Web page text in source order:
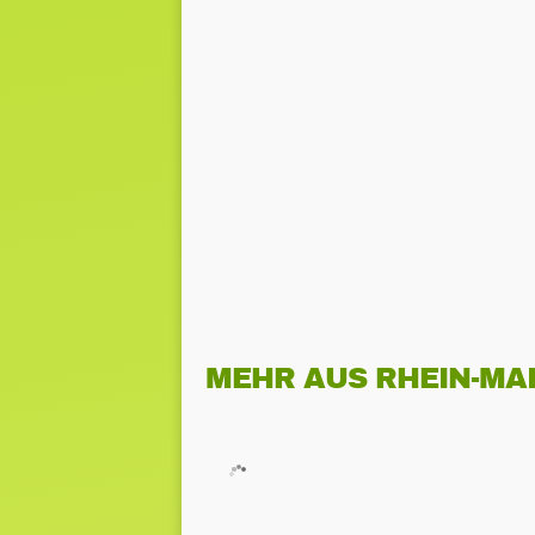
MEHR AUS RHEIN-